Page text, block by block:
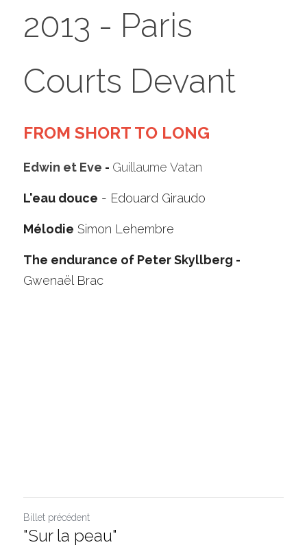
2013 - Paris
Courts Devant
FROM SHORT TO LONG
Edwin et Eve - Guillaume Vatan
L'eau douce - Edouard Giraudo
Mélodie Simon Lehembre
Gwenaël Brac
Billet précédent
"Sur la peau"